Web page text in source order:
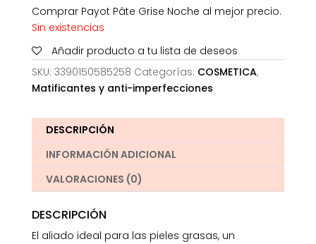
Comprar Payot Pâte Grise Noche al mejor precio.
Sin existencias
Añadir producto a tu lista de deseos
SKU: 3390150585258 Categorías: COSMETICA,
Matificantes y anti-imperfecciones
DESCRIPCIÓN
INFORMACIÓN ADICIONAL
VALORACIONES (0)
DESCRIPCIÓN
El aliado ideal para las pieles grasas, un